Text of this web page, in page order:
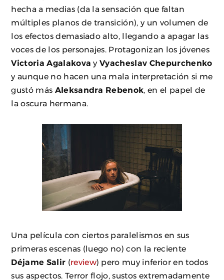
hecha a medias (da la sensación que faltan
múltiples planos de transición), y un volumen de
los efectos demasiado alto, llegando a apagar las
voces de los personajes. Protagonizan los jóvenes
Victoria Agalakova yVyacheslav Chepurchenko
y aunque no hacen una mala interpretación si me
gustó más Aleksandra Rebenok , en el papel de
la oscura hermana.
Una película con ciertos paralelismos en sus
primeras escenas (luego no) con la reciente
Déjame Salir (review) pero muy inferior en todos
sus aspectos. Terror flojo, sustos extremadamente